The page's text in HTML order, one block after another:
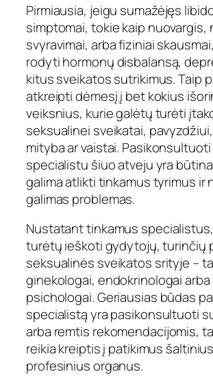
Pirmiausia, jeigu sumažėjęs
simptomai, tokie kaip nuovargis,
svyravimai, arba fiziniai
rodyti hormonų disbalansą,
kitus sveikatos sutrikimus. Taip
atkreipti dėmesį į bet kokius
veiksnius, kurie galėtų turėti
seksualinei sveikatai,
mityba ar vaistai.
specialistu šiuo atveju yra
galima atlikti tinkamus tyrimus ir
galimas problemas.
Nustatant tinkamus
turėtų ieškoti gydytojų, turinčių
seksualinės sveikatos srityje –
ginekologai, endokrinologai arba
psichologai. Geriausias būdas
specialistą yra pasikonsultuoti
arba remtis rekomendacijomis,
reikia kreiptis į patikimus
profesinius organus.